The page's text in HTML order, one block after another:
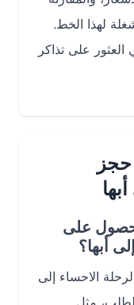
الخط.
على تذاكر
على
إلى
مثل